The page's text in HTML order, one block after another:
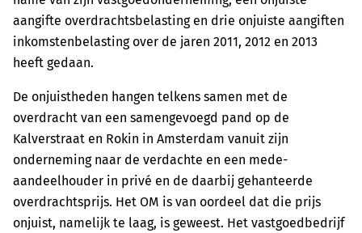
aangifte overdrachtsbelasting en drie onjuiste aangiften
inkomstenbelasting over de jaren 2011, 2012 en 2013
heeft gedaan.
De onjuistheden hangen telkens samen met de
overdracht van een samengevoegd pand op de
Kalverstraat en Rokin in Amsterdam vanuit zijn
onderneming naar de verdachte en een mede-
aandeelhouder in privé en de daarbij gehanteerde
overdrachtsprijs. Het OM is van oordeel dat die prijs
onjuist, namelijk te laag, is geweest. Het vastgoedbedrijf